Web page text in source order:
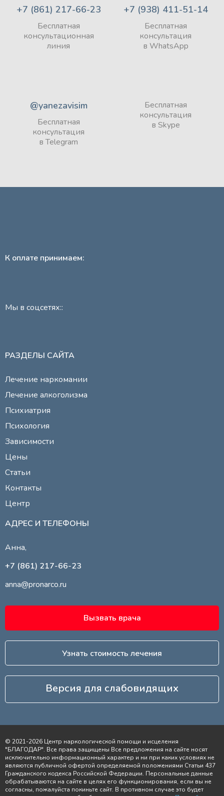
+7 (861) 217-66-23
Бесплатная
консультационная
линия
+7 (938) 411-51-14
Бесплатная
консультация
в WhatsApp
@yanezavisim
Бесплатная
консультация
в Telegram
Бесплатная
консультация
в Skype
К оплате принимаем:
Мы в соцсетях::
РАЗДЕЛЫ САЙТА
Лечение наркомании
Лечение алкоголизма
Психиатрия
Психология
Зависимости
Цены
Статьи
Контакты
Центр
АДРЕС И ТЕЛЕФОНЫ
Анна,
+7 (861) 217-66-23
anna@pronarco.ru
Вызвать врача
Узнать стоимость лечения
Версия для слабовидящих
© 2021-2026 Центр наркологической помощи и исцеления
"БЛАГОДАР". Все права защищены Все предложения на сайте носят
исключительно информационный характер и ни при каких условиях не
являются публичной офертой определяемой положениями Статьи 437
Гражданского кодекса Российской Федерации. Персональные данные
обрабатываются на сайте в целях его функционирования, если вы не
согласны, пожалуйста покиньте сайт. В противном случае это будет